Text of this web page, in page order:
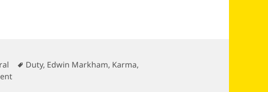
Tags
Duty, Edwin Markham, Karma,
on For all your days prepare And meet them…